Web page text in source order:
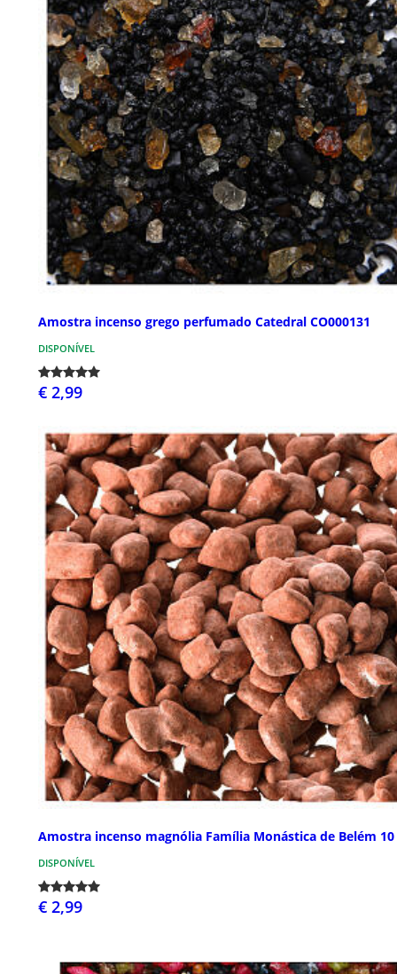
Amostra incenso grego perfumado Catedral CO000131
DISPONÍVEL
€ 2,99
Amostra incenso magnólia Família Monástica de Belém 10
DISPONÍVEL
€ 2,99